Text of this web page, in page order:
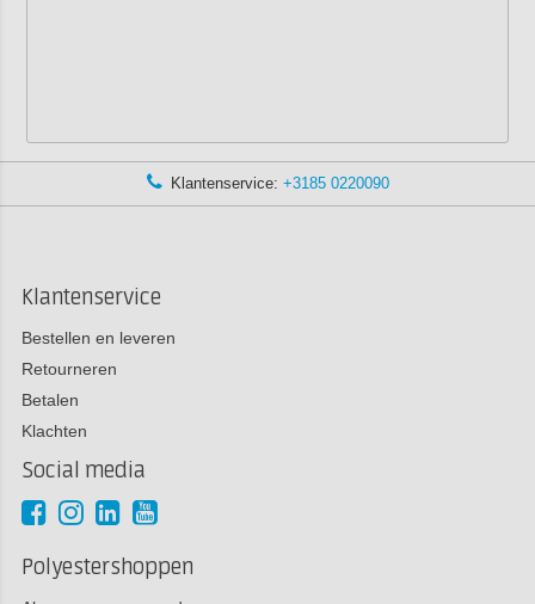
Klantenservice: +3185 0220090
Klantenservice
Bestellen en leveren
Retourneren
Betalen
Klachten
Social media
Polyestershoppen